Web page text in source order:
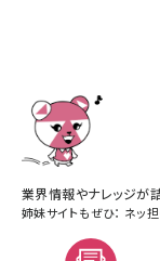
業界情報やナレッジが
姉妹サイトもぜひ： ネッ担